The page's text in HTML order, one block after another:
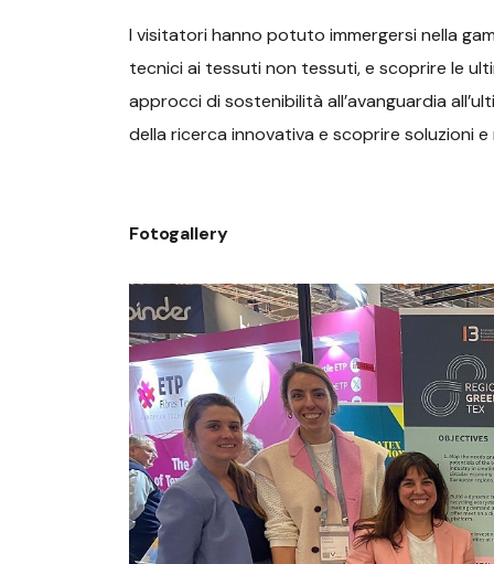
I visitatori hanno potuto immergersi nella
tecnici ai tessuti non tessuti, e scoprire le
approcci di sostenibilità all’avanguardia
della ricerca innovativa e scoprire soluzioni
Fotogallery